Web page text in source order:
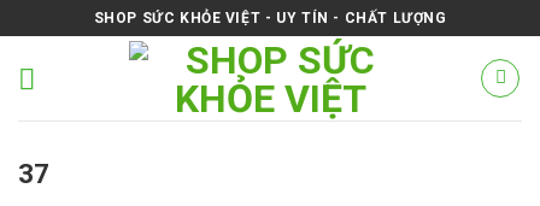
to
content
SHOP SỨC KHỎE VIỆT - UY TÍN - CHẤT LƯỢNG
37